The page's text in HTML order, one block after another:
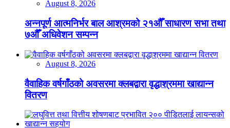
August 8, 2026
अन्नपूर्ण आत्मनिर्भर बाल आश्रमको २१औँ साधारण सभा तथा
७औँ अधिवेशन सम्पन्न
August 8, 2026
वैवाहिक वर्षगाँठको अवसरमा क्लबद्वारा वृद्धाश्रममा खाद्यान्न
वितरण